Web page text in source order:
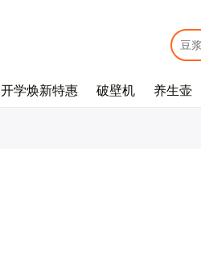
开学焕新特惠 破壁机 养生壶